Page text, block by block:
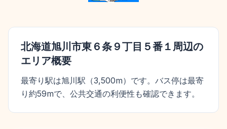
北海道旭川市東６条９丁目５番１ 周辺の
エリア概要
最寄り駅は旭川駅（3,500m）です。バス停は最寄
り約59mで、公共交通の利便性も確認できます。